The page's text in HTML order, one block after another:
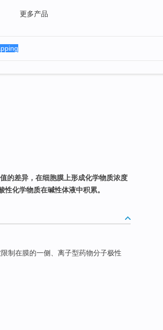
更多产品
的差异，在细胞膜上形成化学物质浓度
化学物质在碱性体液中积累。
制在膜的一侧、离子型药物分子极性